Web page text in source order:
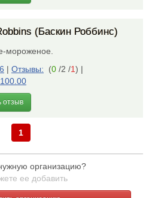
(Баскин Роббинс)
мороженое.
| Отзывы: (0 /2 /1) |
отзыв
1
организацию?
ее добавить